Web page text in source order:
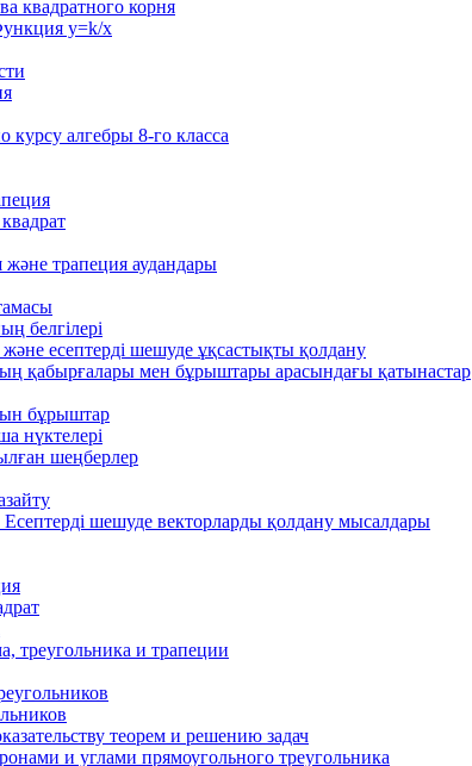
квадратного корня
у=k/x
курсу алгебры 8-го класса
трапеция аудандары
белгілері
есептерді шешуде ұқсастықты қолдану
қабырғалары мен бұрыштары арасындағы қатынастар
бұрыштар
нүктелері
шеңберлер
Есептерді шешуде векторларды қолдану мысалдары
треугольника и трапеции
теорем и решению задач
и углами прямоугольного треугольника